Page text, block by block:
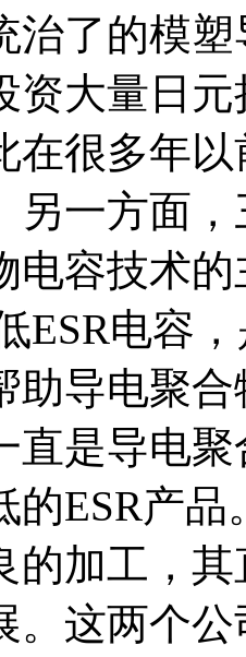
治了的模
资大量日
在很多年
另一方面
电容技术
ESR电容
助导电聚
直是导电
的ESR产
的加工，
。这两个